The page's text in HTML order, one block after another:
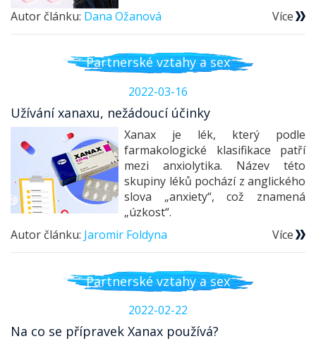
Autor článku: Dana Ožanová Více
Partnerské vztahy a sex
2022-03-16
Užívání xanaxu, nežádoucí účinky
Xanax je lék, který podle
farmakologické klasifikace patří
mezi anxiolytika. Název této
skupiny léků pochází z anglického
slova „anxiety“, což znamená
„úzkost“.
Autor článku: Jaromir Foldyna Více
Partnerské vztahy a sex
2022-02-22
Na co se přípravek Xanax používá?